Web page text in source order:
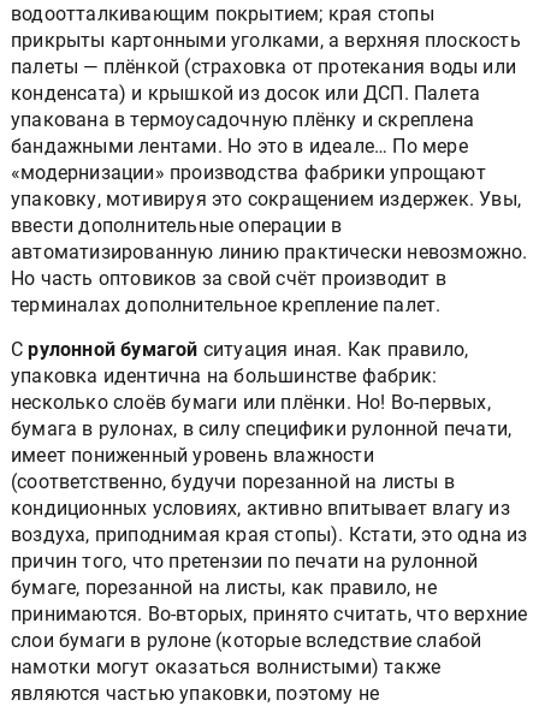
водоотталкивающим покрытием; края стопы
прикрыты картонными уголками, а верхняя плоскость
палеты — плёнкой (страховка от протекания воды или
конденсата) и крышкой из досок или ДСП. Палета
упакована в термоусадочную плёнку и скреплена
бандажными лентами. Но это в идеале… По мере
«модернизации» производства фабрики упрощают
упаковку, мотивируя это сокращением издержек. Увы,
ввести дополнительные операции в
автоматизированную линию практически невозможно.
Но часть оптовиков за свой счёт производит в
терминалах дополнительное крепление палет.
Срулонной бумагой ситуация иная. Как правило,
упаковка идентична на большинстве фабрик:
несколько слоёв бумаги или плёнки. Но! Во-первых,
бумага в рулонах, в силу специфики рулонной печати,
имеет пониженный уровень влажности
(соответственно, будучи порезанной на листы в
кондиционных условиях, активно впитывает влагу из
воздуха, приподнимая края стопы). Кстати, это одна из
причин того, что претензии по печати на рулонной
бумаге, порезанной на листы, как правило, не
принимаются. Во-вторых, принято считать, что верхние
слои бумаги в рулоне (которые вследствие слабой
намотки могут оказаться волнистыми) также
являются частью упаковки, поэтому не